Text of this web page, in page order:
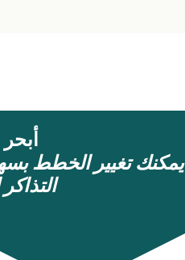
يمكنك تغيير الخطط